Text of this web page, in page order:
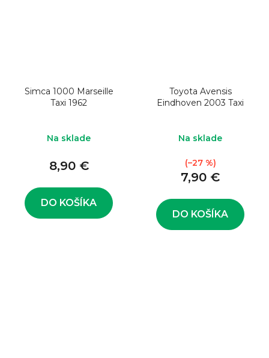
Simca 1000 Marseille
Taxi 1962
Na sklade
8,90 €
DO KOŠÍKA
Toyota Avensis
Eindhoven 2003 Taxi
Na sklade
7,90 €
(–27 %)
DO KOŠÍKA